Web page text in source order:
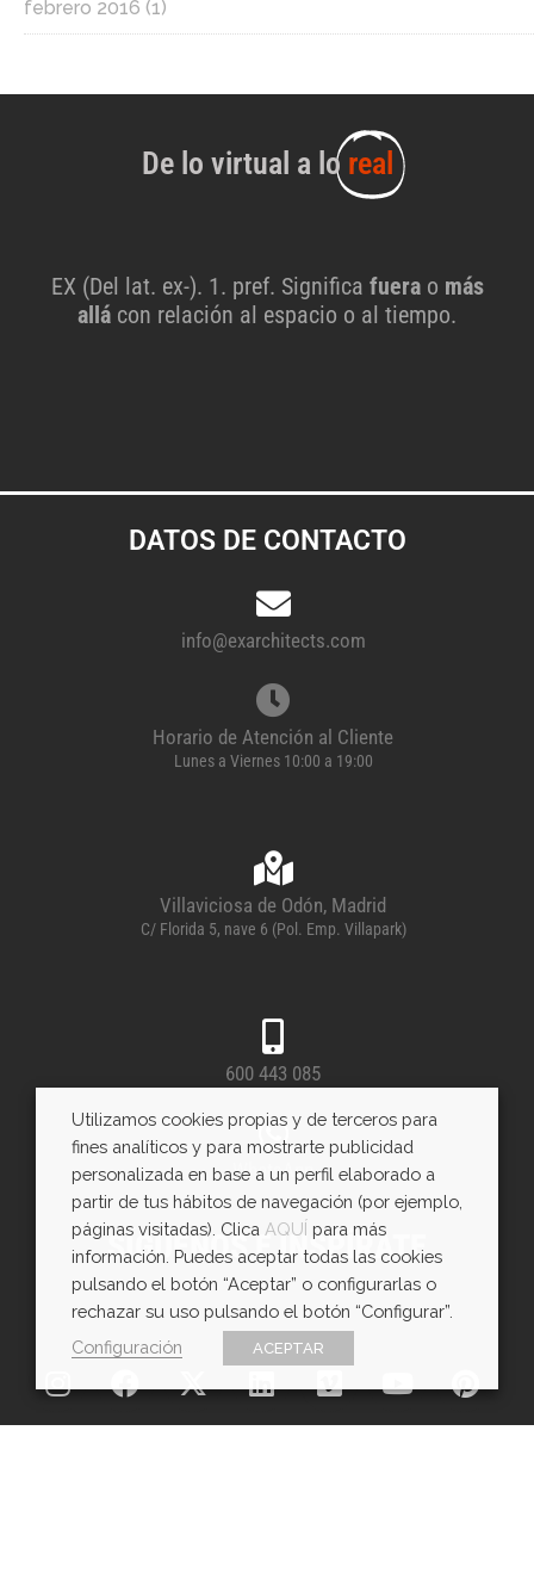
febrero 2016 (1)
De lo virtual a lo real
EX (Del lat. ex-). 1. pref. Significa fuera o más
allá con relación al espacio o al tiempo.
DATOS DE CONTACTO
info@exarchitects.com
Horario de Atención al Cliente
Lunes a Viernes 10:00 a 19:00
Villaviciosa de Odón, Madrid
C/ Florida 5, nave 6 (Pol. Emp. Villapark)
600 443 085
WhatsApp
SÍGUENOS E INSPÍRATE
Utilizamos cookies propias y de terceros para
fines analíticos y para mostrarte publicidad
personalizada en base a un perfil elaborado a
partir de tus hábitos de navegación (por ejemplo,
páginas visitadas). Clica AQUÍ para más
información. Puedes aceptar todas las cookies
pulsando el botón “Aceptar” o configurarlas o
rechazar su uso pulsando el botón “Configurar”.
Configuración
ACEPTAR